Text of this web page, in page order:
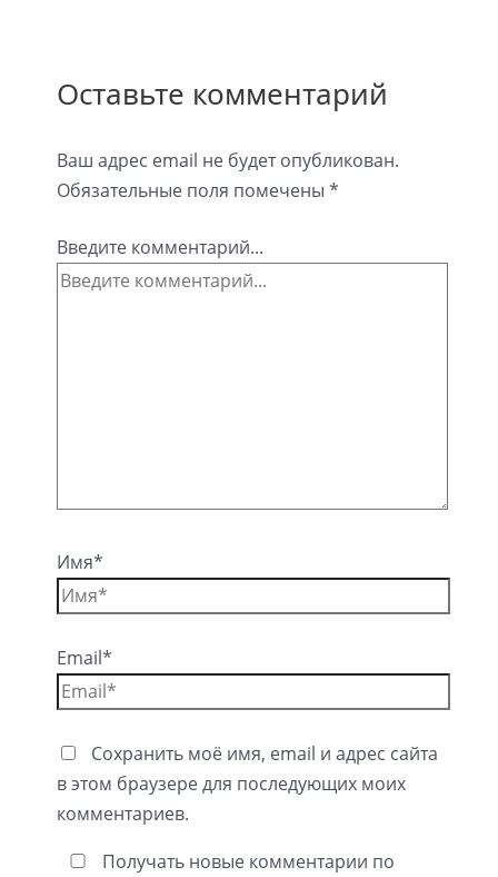
Оставьте комментарий
Ваш адрес email не будет опубликован.
Обязательные поля помечены *
Введите комментарий...
Имя*
Email*
Сохранить моё имя, email и адрес сайта
в этом браузере для последующих моих
комментариев.
Получать новые комментарии по